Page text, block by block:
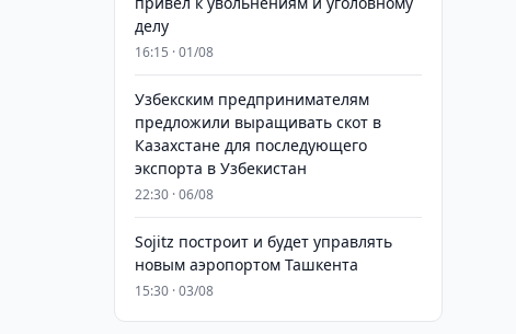
делу
16:15 · 01/08
Узбекским предпринимателям
предложили выращивать скот в
Казахстане для последующего
экспорта в Узбекистан
22:30 · 06/08
Sojitz построит и будет управлять
новым аэропортом Ташкента
15:30 · 03/08